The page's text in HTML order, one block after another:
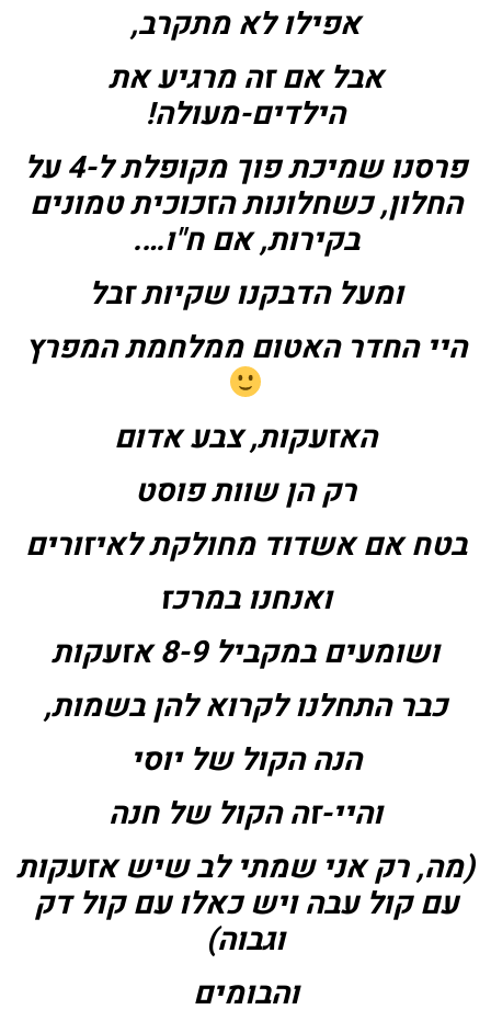
אפילו לא מתקרב,
אבל אם זה מרגיע את
הילדים-מעולה!
פרסנו שמיכת פוך מקופלת ל-4 על
החלון, כשחלונות הזכוכית טמונים
בקירות, אם ח"ו….
ומעל הדבקנו שקיות זבל
היי החדר האטום ממלחמת המפרץ
האזעקות, צבע אדום
רק הן שוות פוסט
בטח אם אשדוד מחולקת לאיזורים
ואנחנו במרכז
ושומעים במקביל 8-9 אזעקות
כבר התחלנו לקרוא להן בשמות,
הנה הקול של יוסי
והיי-זה הקול של חנה
(מה, רק אני שמתי לב שיש אזעקות
עם קול עבה ויש כאלו עם קול דק
וגבוה)
והבומים